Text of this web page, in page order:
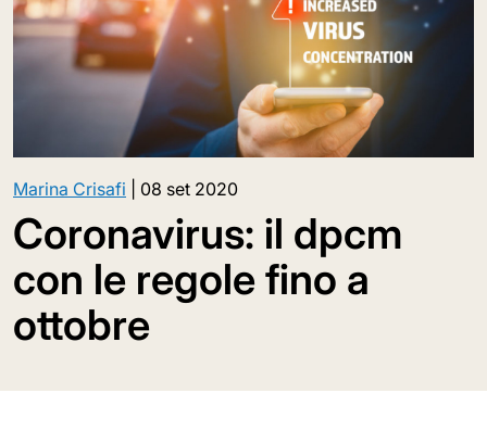
Marina Crisafi 08 set 2020
Coronavirus: il dpcm
con le regole fino a
ottobre